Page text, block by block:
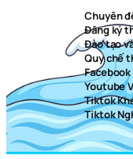
Chuyên
Đăng ký
Đào tạo
Quy chế
Youtube
Tiktok
Tiktok